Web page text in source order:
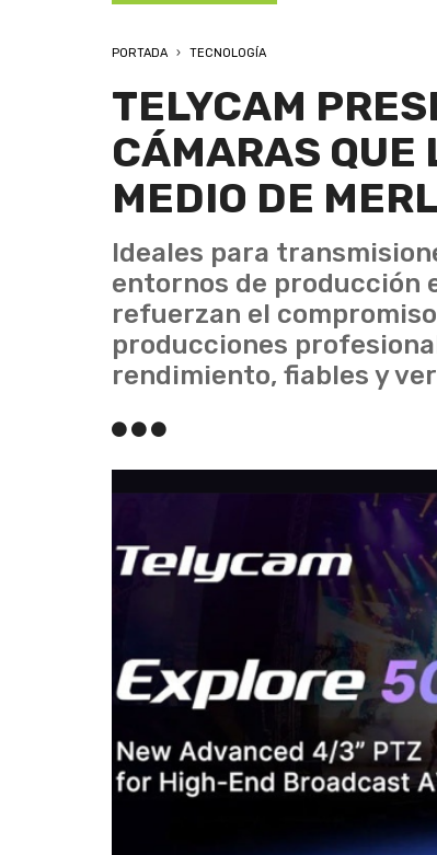
PORTADA TECNOLOGÍA
TELYCAM
CÁMARAS QUE
MEDIO DE
Ideales para
entornos de producción
refuerzan el
producciones
rendimiento, fiables y